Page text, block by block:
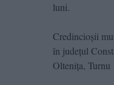
luni.
Credincioşii
în judeţul
Olteniţa,